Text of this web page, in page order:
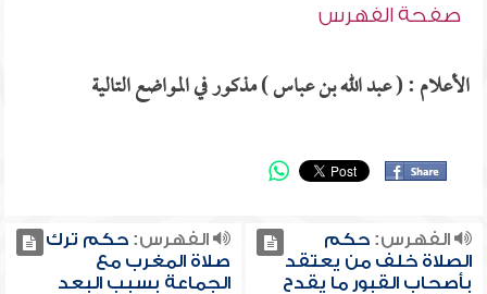
صفحة الفهرس
الأعلام : ( عبد الله بن عباس ) مذكور في المواضع التالية
الفهرس:حكم
الصلاة خلف من يعتقد
بأصحاب القبور ما يقدح
الفهرس:حكم ترك
صلاة المغرب مع
الجماعة بسبب البعد